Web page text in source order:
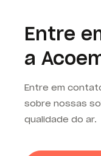
Entre
a
Entre em
sobre nossas
qualidade do ar.